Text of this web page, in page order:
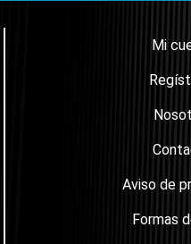
Mi
Aviso de
Formas